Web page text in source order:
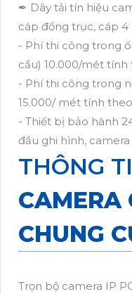
✒ Dây tải tín hiệu
cáp đồng trục, cáp
- Phí thi công trong
cầu) 10.000/mét
- Phí thi công trong
15.000/ mét tính
- Thiết bị bảo hành
đầu ghi hình, camera
THÔNG
CAMERA
CHUNG
Trọn bộ camera IP